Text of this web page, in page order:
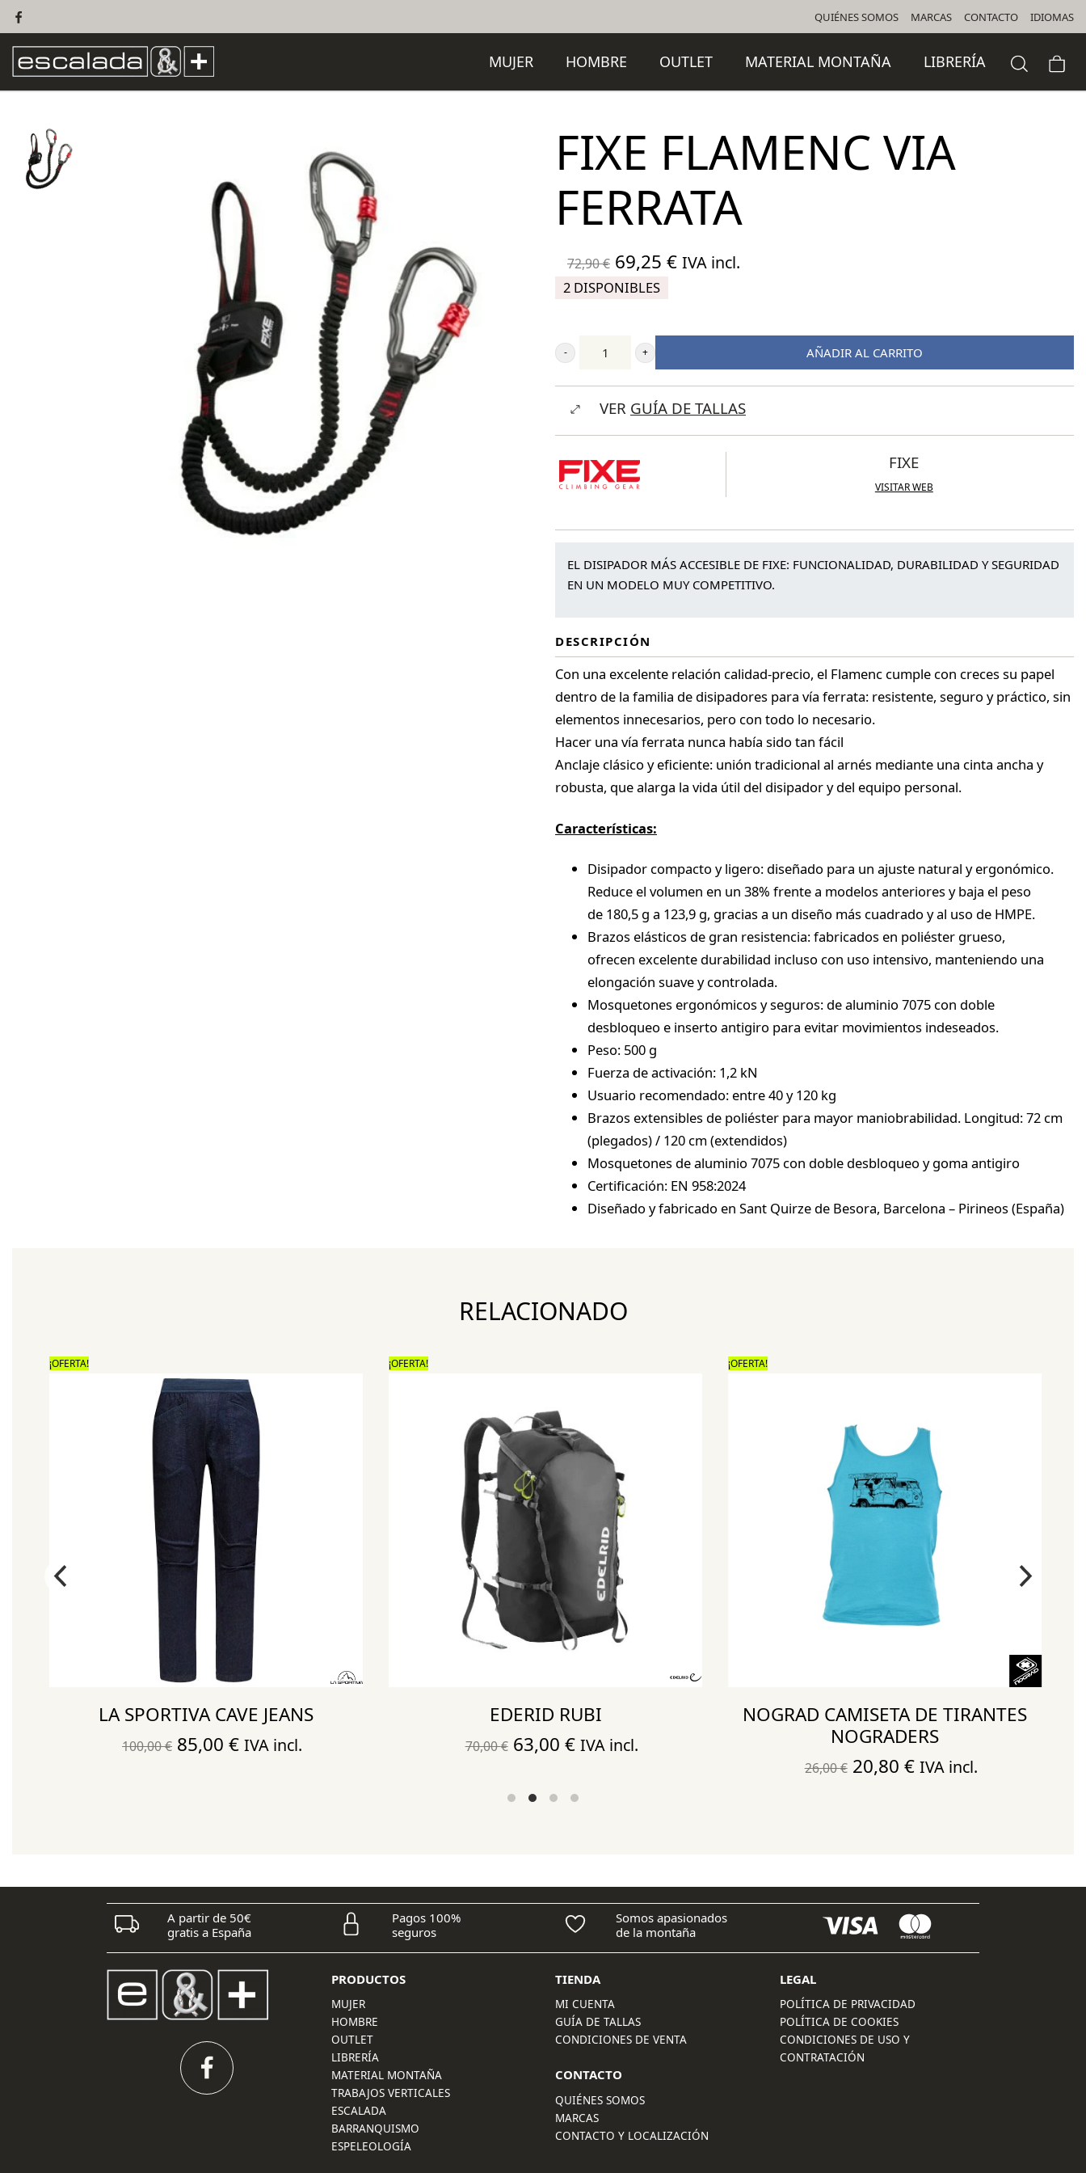
QUIÉNES SOMOS MARCAS CONTACTO IDIOMAS
MUJER HOMBRE OUTLET MATERIAL MONTAÑA LIBRERÍA
FIXE FLAMENC VIA
FERRATA
72,90€ El
precio
72,90 €.
69,25 €El
es:
IVA incl.
2 DISPONIBLES
Fixe
Flamenc
Via
Ferrata
AÑADIR AL CARRITO
VER GUÍA DE TALLAS
FIXE
VISITAR WEB
EL DISIPADOR MÁS ACCESIBLE DE FIXE: FUNCIONALIDAD, DURABILIDAD Y SEGURIDAD
EN UN MODELO MUY COMPETITIVO.
DESCRIPCIÓN
Con una excelente relación calidad-precio, el Flamenc cumple con creces su papel
dentro de la familia de disipadores para vía ferrata: resistente, seguro y práctico, sin
elementos innecesarios, pero con todo lo necesario.
Hacer una vía ferrata nunca había sido tan fácil
Anclaje clásico y eficiente: unión tradicional al arnés mediante una cinta ancha y
robusta, que alarga la vida útil del disipador y del equipo personal.
Características:
Disipador compacto y ligero: diseñado para un ajuste natural y ergonómico.
Reduce el volumen en un 38% frente a modelos anteriores y baja el peso
de 180,5 g a 123,9 g, gracias a un diseño más cuadrado y al uso de HMPE.
Brazos elásticos de gran resistencia: fabricados en poliéster grueso,
ofrecen excelente durabilidad incluso con uso intensivo, manteniendo una
elongación suave y controlada.
Mosquetones ergonómicos y seguros: de aluminio 7075 con doble
desbloqueo e inserto antigiro para evitar movimientos indeseados.
Peso: 500 g
Fuerza de activación: 1,2 kN
Usuario recomendado: entre 40 y 120 kg
Brazos extensibles de poliéster para mayor maniobrabilidad. Longitud: 72 cm
(plegados) / 120 cm (extendidos)
Mosquetones de aluminio 7075 con doble desbloqueo y goma antigiro
Certificación: EN 958:2024
Diseñado y fabricado en Sant Quirze de Besora, Barcelona – Pirineos (España)
RELACIONADO
¡OFERTA!
LA SPORTIVA CAVE JEANS
100,00€ El
85,00€El
IVA incl.
¡OFERTA!
EDERID RUBI
70,00€ El
original
63,00 €El
actual
IVA incl.
¡OFERTA!
NOGRAD CAMISETA DE TIRANTES
NOGRADERS
26,00€ El
20,80 €El
IVA incl.
A partir de 50€
gratis a España
Pagos 100%
seguros
Somos apasionados
de la montaña
PRODUCTOS
MUJER
HOMBRE
OUTLET
LIBRERÍA
MATERIAL MONTAÑA
TRABAJOS VERTICALES
ESCALADA
BARRANQUISMO
ESPELEOLOGÍA
TIENDA
MI CUENTA
GUÍA DE TALLAS
CONDICIONES DE VENTA
CONTACTO
QUIÉNES SOMOS
MARCAS
CONTACTO Y LOCALIZACIÓN
LEGAL
POLÍTICA DE PRIVACIDAD
POLÍTICA DE COOKIES
CONDICIONES DE USO Y
CONTRATACIÓN